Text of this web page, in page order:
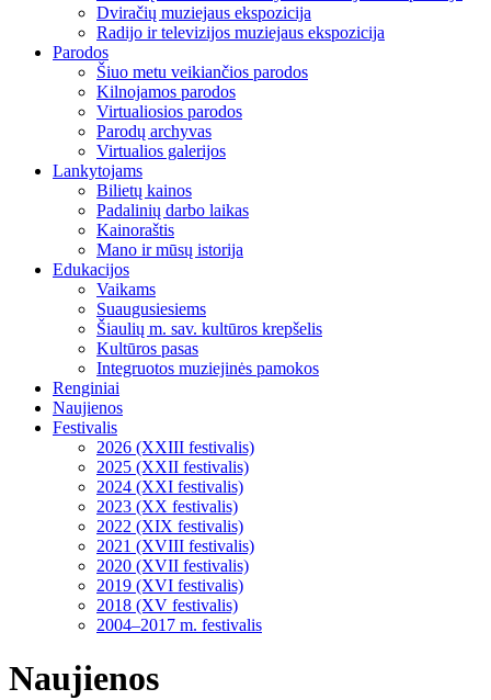
Dviračių muziejaus ekspozicija
Radijo ir televizijos muziejaus ekspozicija
Parodos
Šiuo metu veikiančios parodos
Kilnojamos parodos
Virtualiosios parodos
Parodų archyvas
Virtualios galerijos
Lankytojams
Bilietų kainos
Padalinių darbo laikas
Kainoraštis
Mano ir mūsų istorija
Edukacijos
Vaikams
Suaugusiesiems
Šiaulių m. sav. kultūros krepšelis
Kultūros pasas
Integruotos muziejinės pamokos
Renginiai
Naujienos
Festivalis
2026 (XXIII festivalis)
2025 (XXII festivalis)
2024 (XXI festivalis)
2023 (XX festivalis)
2022 (XIX festivalis)
2021 (XVIII festivalis)
2020 (XVII festivalis)
2019 (XVI festivalis)
2018 (XV festivalis)
2004–2017 m. festivalis
Naujienos